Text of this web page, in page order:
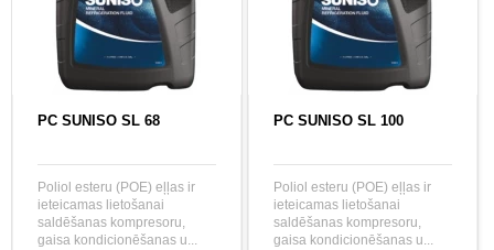
PC SUNISO SL 68
Poliol esteru (POE) eļļas ir
ieteicamas lietošanai
saldēšanas kompresoru,
gaisa kondicionēšanas u...
PC SUNISO SL 100
Poliol esteru (POE) eļļas ir
ieteicamas lietošanai
saldēšanas kompresoru,
gaisa kondicionēšanas u...